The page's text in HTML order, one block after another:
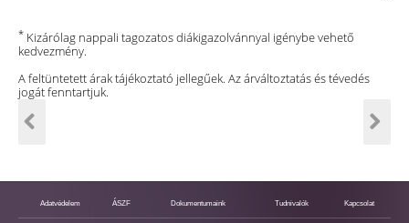
* Kizárólag nappali tagozatos diákigazolvánnyal igénybe vehető
kedvezmény.
A feltüntetett árak tájékoztató jellegűek. Az árváltoztatás és tévedés
jogát fenntartjuk.
Adatvédelem ÁSZF Dokumentumaink Tudnivalók Kapcsolat